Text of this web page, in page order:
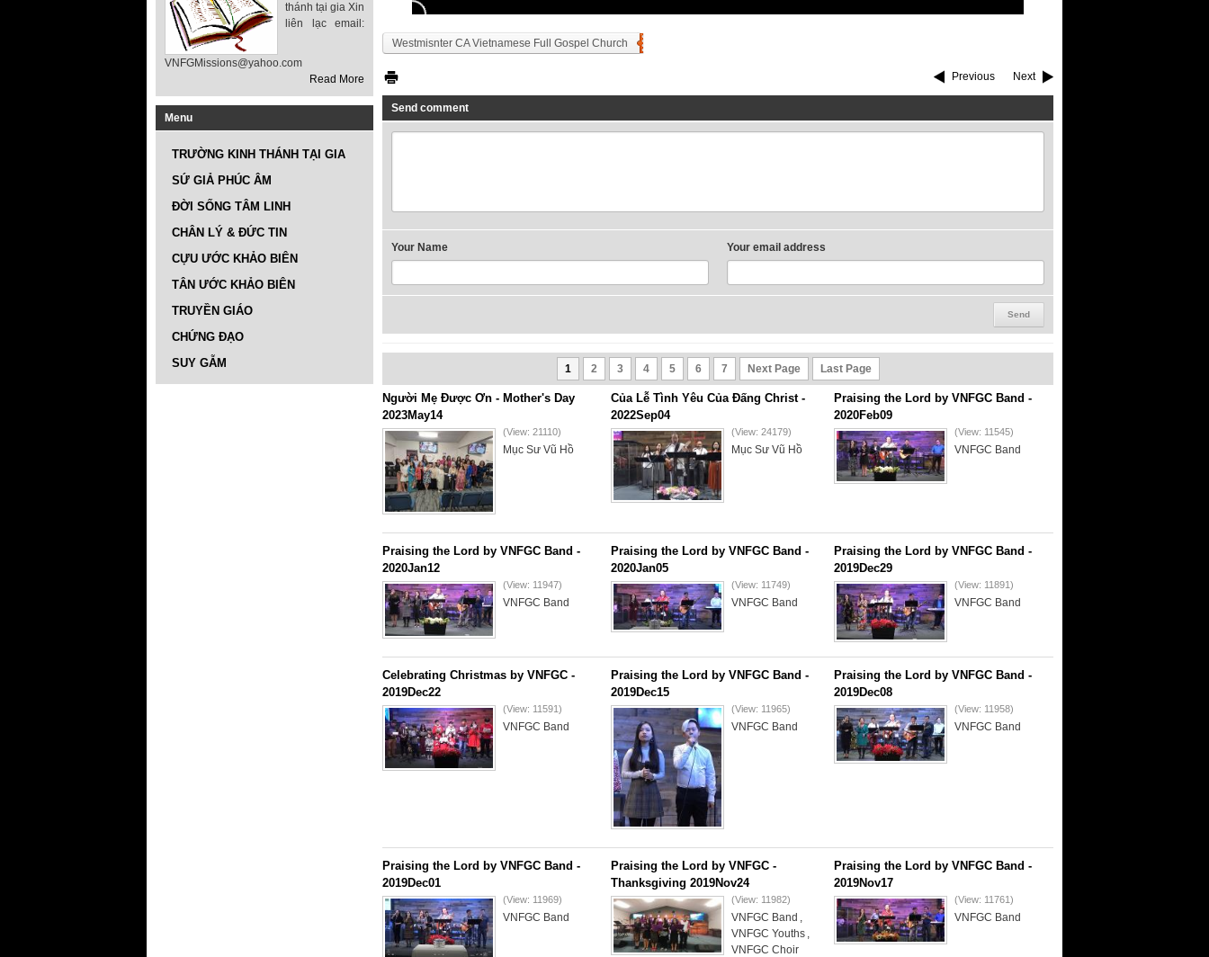
thánh tại gia Xin
liên lạc email:
VNFGMissions@yahoo.com
Read More
Menu
TRƯỜNG KINH THÁNH TẠI GIA
SỨ GIẢ PHÚC ÂM
ĐỜI SỐNG TÂM LINH
CHÂN LÝ & ĐỨC TIN
CỰU ƯỚC KHẢO BIÊN
TÂN ƯỚC KHẢO BIÊN
TRUYỀN GIÁO
CHỨNG ĐẠO
SUY GẪM
Westmisnter CA Vietnamese Full Gospel Church
Previous Next
Send comment
Your Name Your email address
1 2 3 4 5 6 7 Next Page Last Page
Người Mẹ Được Ơn - Mother's Day
2023May14
(View: 21110)
Mục Sư Vũ Hồ
Của Lễ Tình Yêu Của Đấng Christ -
2022Sep04
(View: 24179)
Mục Sư Vũ Hồ
Praising the Lord by VNFGC Band -
2020Feb09
(View: 11545)
VNFGC Band
Praising the Lord by VNFGC Band -
2020Jan12
(View: 11947)
VNFGC Band
Praising the Lord by VNFGC Band -
2020Jan05
(View: 11749)
VNFGC Band
Praising the Lord by VNFGC Band -
2019Dec29
(View: 11891)
VNFGC Band
Celebrating Christmas by VNFGC -
2019Dec22
(View: 11591)
VNFGC Band
Praising the Lord by VNFGC Band -
2019Dec15
(View: 11965)
VNFGC Band
Praising the Lord by VNFGC Band -
2019Dec08
(View: 11958)
VNFGC Band
Praising the Lord by VNFGC Band -
2019Dec01
(View: 11969)
VNFGC Band
Praising the Lord by VNFGC -
Thanksgiving 2019Nov24
(View: 11982)
VNFGC Band ,
VNFGC Youths ,
VNFGC Choir
Praising the Lord by VNFGC Band -
2019Nov17
(View: 11761)
VNFGC Band